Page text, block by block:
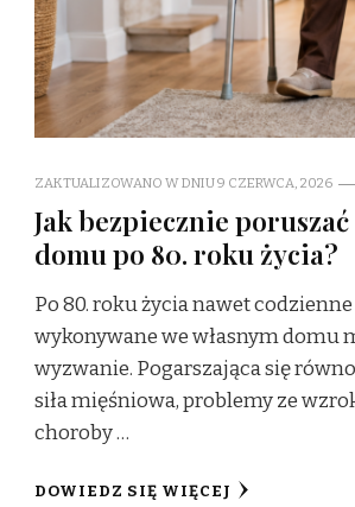
ZAKTUALIZOWANO W DNIU9 CZERWCA, 2026
Jak bezpiecznie poruszać
domu po 80. roku życia?
Po 80. roku życia nawet
wykonywane we własnym domu
wyzwanie. Pogarszająca się
siła mięśniowa, problemy ze
choroby …
DOWIEDZ SIĘ WIĘCEJ